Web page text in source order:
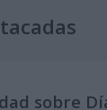
sobre